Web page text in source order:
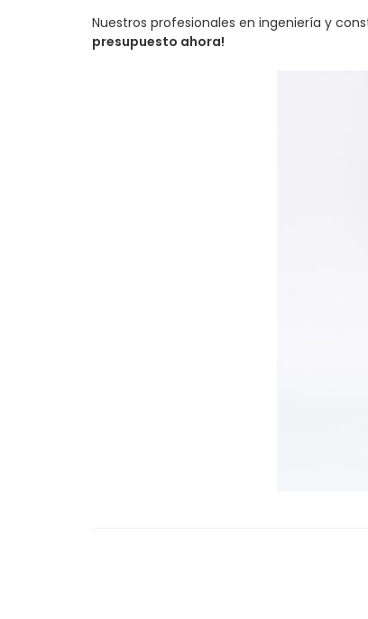
Nuestros profesionales en ingeniería y
presupuesto ahora!